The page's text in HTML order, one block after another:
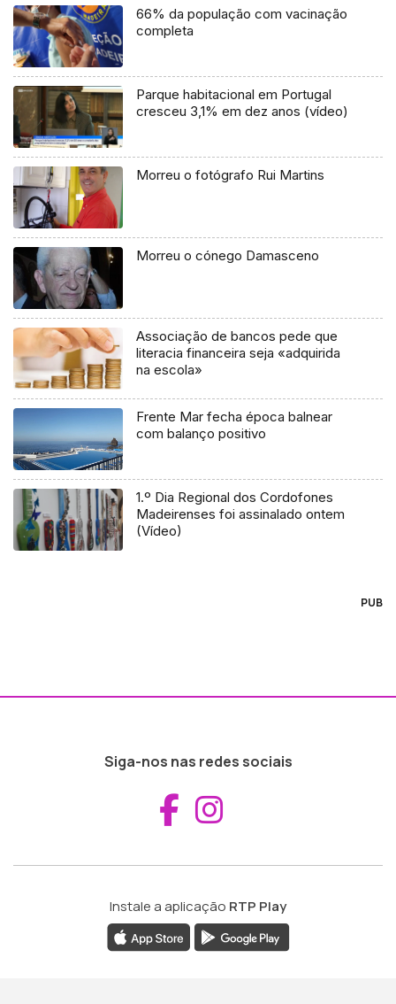
66% da população com vacinação
completa
Parque habitacional em Portugal
cresceu 3,1% em dez anos (vídeo)
Morreu o fotógrafo Rui Martins
Morreu o cónego Damasceno
Associação de bancos pede que
literacia financeira seja «adquirida
na escola»
Frente Mar fecha época balnear
com balanço positivo
1.º Dia Regional dos Cordofones
Madeirenses foi assinalado ontem
(Vídeo)
PUB
Siga-nos nas redes sociais
Aceder ao
Instale a aplicação RTP Play